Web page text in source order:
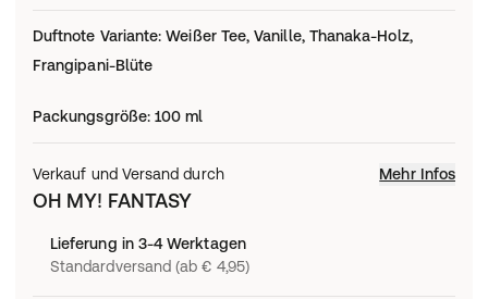
Duftnote Variante:Weißer Tee, Vanille, Thanaka-Holz,
Frangipani-Blüte
Packungsgröße:100 ml
Verkauf und Versand durch Mehr Infos
OH MY! FANTASY
Lieferung in 3-4 Werktagen
Standardversand (ab € 4,95)